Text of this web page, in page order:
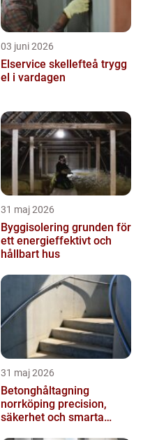
03 juni 2026
Elservice skellefteå trygg
el i vardagen
31 maj 2026
Byggisolering grunden för
ett energieffektivt och
hållbart hus
31 maj 2026
Betonghåltagning
norrköping precision,
säkerhet och smarta